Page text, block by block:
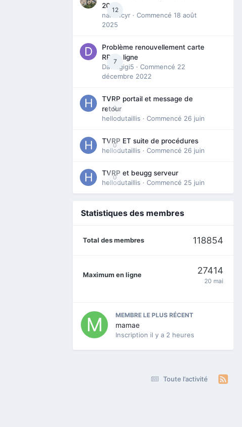
12
2026
nanancyr · Commencé 18 août
2025
7
Problème renouvellement carte
RP en ligne
Davidgigi5 · Commencé 22
décembre 2022
0
TVRP portail et message de
retour
hellodutaillis · Commencé 26 juin
0
TVRP ET suite de procédures
hellodutaillis · Commencé 26 juin
0
TVRP et beugg serveur
hellodutaillis · Commencé 25 juin
Statistiques des membres
Total des membres 118854
Maximum en ligne 27414
20 mai
MEMBRE LE PLUS RÉCENT
mamae
Inscription il y a 2 heures
Toute l’activité